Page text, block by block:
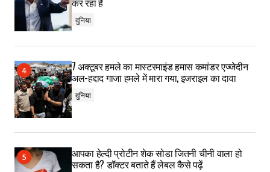
दुनिया
7 अक्टूबर हमले का मास्टरमाइंड हमास कमांडर एज्जेदीन
अल-हद्दाद गाजा हमले में मारा गया, इजराइल का दावा
दुनिया
आपका हेल्दी प्रोटीन शेक सोडा जितनी चीनी वाला हो
सकता है? डॉक्टर बताते हैं लेबल कैसे पढ़ें